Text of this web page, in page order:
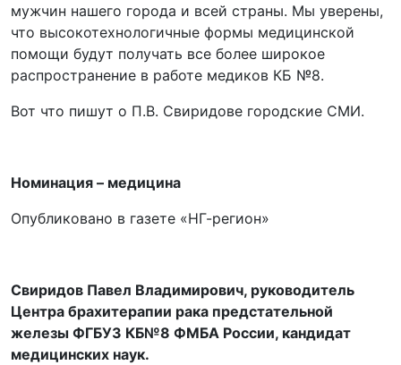
мужчин нашего города и всей страны. Мы уверены,
что высокотехнологичные формы медицинской
помощи будут получать все более широкое
распространение в работе медиков КБ №8.
Вот что пишут о П.В. Свиридове городские СМИ.
Номинация – медицина
Опубликовано в газете «НГ-регион»
Свиридов Павел Владимирович, руководитель
Центра брахитерапии рака предстательной
железы ФГБУЗ КБ№8 ФМБА России, кандидат
медицинских наук.